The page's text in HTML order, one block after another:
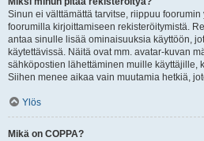
Sinun ei välttämättä tarvitse, riippuu
foorumilla kirjoittamiseen rekisteröitymistä.
antaa sinulle lisää ominaisuuksia käyttöön,
käytettävissä. Näitä ovat mm. avatar-kuvan
sähköpostien lähettäminen muille käyttäjille,
Siihen menee aikaa vain muutamia hetkiä,
Ylös
Mikä on COPPA?